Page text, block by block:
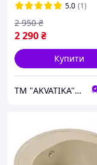
5.0 (1)
2 290₴
2 950 ₴
Купити
ТМ "AKVATIKA" интернет-магазин виробника